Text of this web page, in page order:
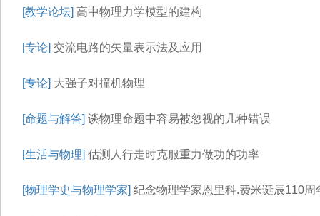
[教学论坛] 高中物理力学模型的建构
[专论] 交流电路的矢量表示法及应用
[专论] 大强子对撞机物理
[命题与解答] 谈物理命题中容易被忽视的几种错误
[生活与物理] 估测人行走时克服重力做功的功率
[物理学史与物理学家] 纪念物理学家恩里科.费米诞辰110周